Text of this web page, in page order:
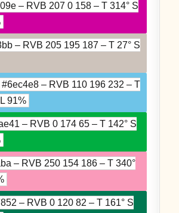
– RVB 207 0 158 – T 314° S
– RVB 205 195 187 – T 27° S
#6ec4e8 – RVB 110 196 232 – T
91%
– RVB 0 174 65 – T 142° S
– RVB 250 154 186 – T 340°
– RVB 0 120 82 – T 161° S